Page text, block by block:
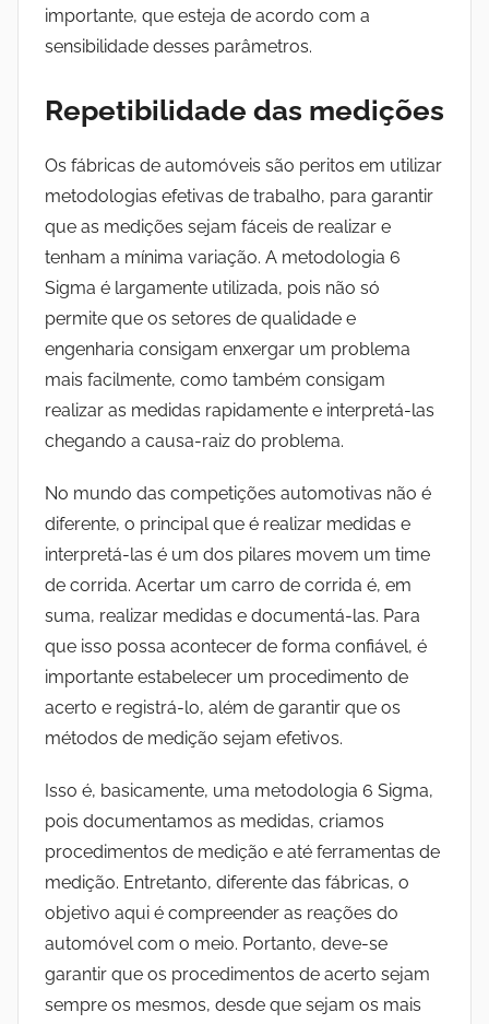
importante, que esteja de acordo com a
sensibilidade desses parâmetros.
Repetibilidade das medições
Os fábricas de automóveis são peritos em utilizar
metodologias efetivas de trabalho, para garantir
que as medições sejam fáceis de realizar e
tenham a mínima variação. A metodologia 6
Sigma é largamente utilizada, pois não só
permite que os setores de qualidade e
engenharia consigam enxergar um problema
mais facilmente, como também consigam
realizar as medidas rapidamente e interpretá-las
chegando a causa-raiz do problema.
No mundo das competições automotivas não é
diferente, o principal que é realizar medidas e
interpretá-las é um dos pilares movem um time
de corrida. Acertar um carro de corrida é, em
suma, realizar medidas e documentá-las. Para
que isso possa acontecer de forma confiável, é
importante estabelecer um procedimento de
acerto e registrá-lo, além de garantir que os
métodos de medição sejam efetivos.
Isso é, basicamente, uma metodologia 6 Sigma,
pois documentamos as medidas, criamos
procedimentos de medição e até ferramentas de
medição. Entretanto, diferente das fábricas, o
objetivo aqui é compreender as reações do
automóvel com o meio. Portanto, deve-se
garantir que os procedimentos de acerto sejam
sempre os mesmos, desde que sejam os mais